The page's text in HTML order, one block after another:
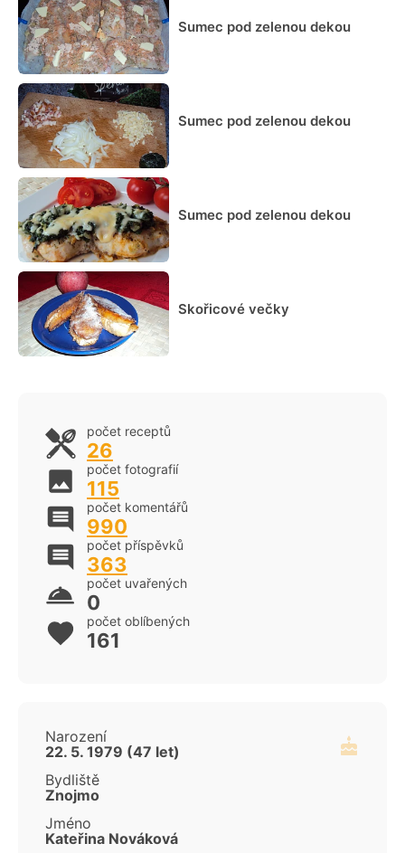
Sumec pod zelenou dekou
Sumec pod zelenou dekou
Sumec pod zelenou dekou
Skořicové večky
počet receptů
26
počet fotografií
115
počet komentářů
990
počet příspěvků
363
počet uvařených
0
počet oblíbených
161
Narození
22. 5. 1979 (47 let)
Bydliště
Znojmo
Jméno
Kateřina Nováková